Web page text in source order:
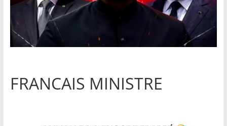
FRANCAIS MINISTRE